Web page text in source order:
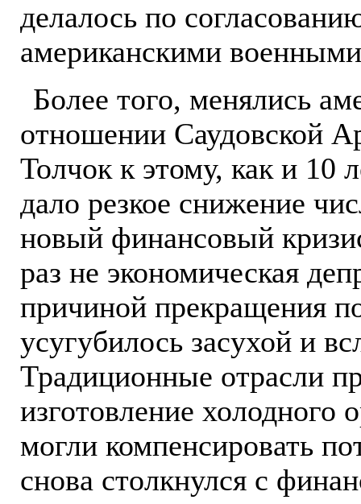
делалось по
американскими
Более того, менялись
отношении Саудовской
Толчок к этому, как и 10
дало резкое снижение
новый финансовый
раз не экономическая
причиной прекращения
усугубилось засухой и
Традиционные отрасли
изготовление холодного
могли компенсировать
снова столкнулся с